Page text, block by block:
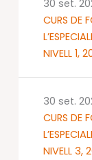
CURS DE
NIVELL 1,
30 set.
CURS DE
NIVELL 3,
30 set.